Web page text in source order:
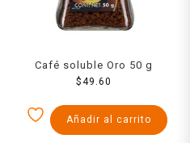
Café soluble Oro 50 g
$49.60
Añadir al carrito